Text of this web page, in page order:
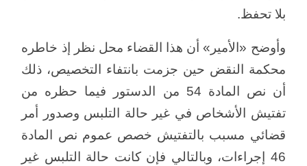
بلا تحفظ.
وأوضح «الأمير» أن هذا القضاء محل نظر إذ خاطره
محكمة النقض حين جزمت بانتفاء التخصيص، ذلك
أن نص المادة 54 من الدستور فيما حظره من
تفتيش الأشخاص في غير حالة التلبس وصدور أمر
قضائي مسبب بالتفتيش خصص عموم نص المادة
46 إجراءات، وبالتالي فإن كانت حالة التلبس غير